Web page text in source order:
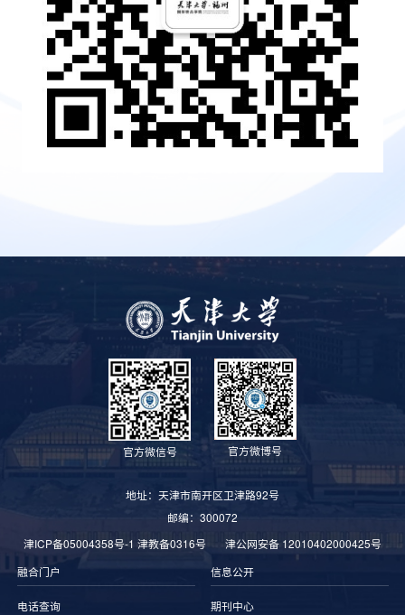
官方微信号 官方微博号
地址：天津市南开区卫津路92号
邮编：300072
津ICP备05004358号-1 津教备0316号 津公网安备 12010402000425号
融合门户
电话查询
信息公开
期刊中心